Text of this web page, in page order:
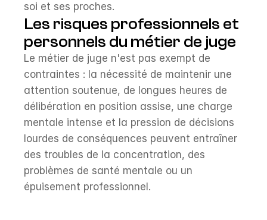
soi et ses proches.
Les risques professionnels et
personnels du métier de juge
Le métier de juge n'est pas exempt de
contraintes : la nécessité de maintenir une
attention soutenue, de longues heures de
délibération en position assise, une charge
mentale intense et la pression de décisions
lourdes de conséquences peuvent entraîner
des troubles de la concentration, des
problèmes de santé mentale ou un
épuisement professionnel.